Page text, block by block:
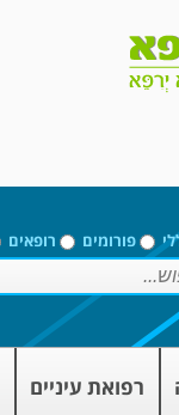
פורומים רופאים
רפואת עיניים